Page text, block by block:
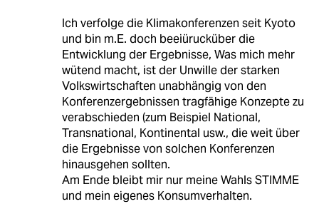
Ich verfolge die Klimakonferenzen seit Kyoto
und bin m.E. doch beeiürucküber die
Entwicklung der Ergebnisse, Was mich mehr
wütend macht, ist der Unwille der starken
Volkswirtschaften unabhängig von den
Konferenzergebnissen tragfähige Konzepte zu
verabschieden (zum Beispiel National,
Transnational, Kontinental usw., die weit über
die Ergebnisse von solchen Konferenzen
hinausgehen sollten.
Am Ende bleibt mir nur meine Wahls STIMME
und mein eigenes Konsumverhalten.